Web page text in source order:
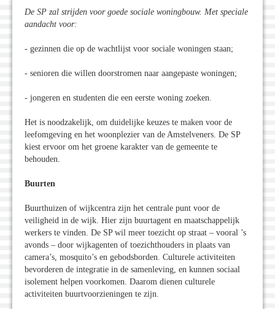
De SP zal strijden voor goede sociale woningbouw. Met speciale
aandacht voor:
- gezinnen die op de wachtlijst voor sociale woningen staan;
- senioren die willen doorstromen naar aangepaste woningen;
- jongeren en studenten die een eerste woning zoeken.
Het is noodzakelijk, om duidelijke keuzes te maken voor de
leefomgeving en het woonplezier van de Amstelveners. De SP
kiest ervoor om het groene karakter van de gemeente te
behouden.
Buurten
Buurthuizen of wijkcentra zijn het centrale punt voor de
veiligheid in de wijk. Hier zijn buurtagent en maatschappelijk
werkers te vinden. De SP wil meer toezicht op straat – vooral ’s
avonds – door wijkagenten of toezichthouders in plaats van
camera’s, mosquito’s en gebodsborden. Culturele activiteiten
bevorderen de integratie in de samenleving, en kunnen sociaal
isolement helpen voorkomen. Daarom dienen culturele
activiteiten buurtvoorzieningen te zijn.